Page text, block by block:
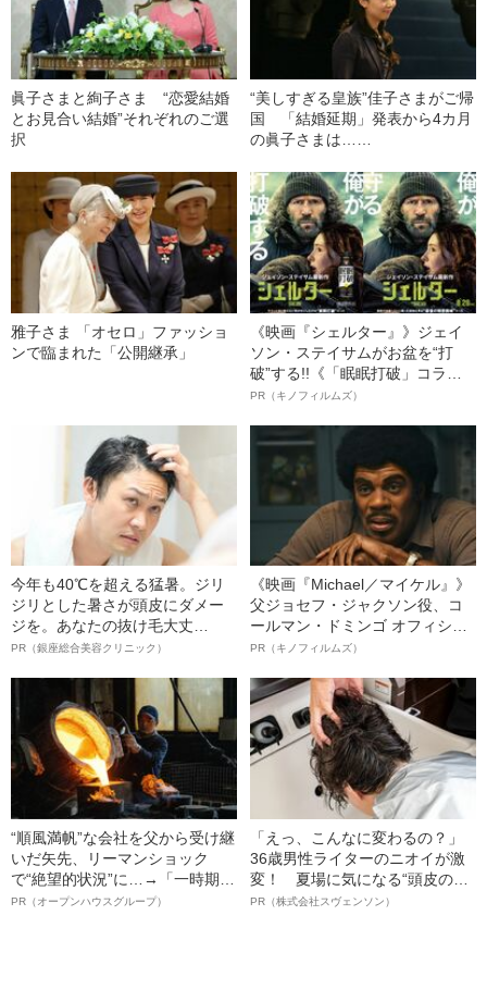
眞子さまと絢子さま “恋愛結婚
とお見合い結婚”それぞれのご選
択
“美しすぎる皇族”佳子さまがご帰
国 「結婚延期」発表から4カ月
の眞子さまは……
雅子さま 「オセロ」ファッショ
ンで臨まれた「公開継承」
《映画『シェルター』》ジェイ
ソン・ステイサムがお盆を“打
破”する!!《「眠眠打破」コラ
ボ》
PR（キノフィルムズ）
今年も40℃を超える猛暑。ジリ
ジリとした暑さが頭皮にダメー
ジを。あなたの抜け毛大丈
夫！？
PR（銀座総合美容クリニック）
《映画『Michael／マイケル』》
父ジョセフ・ジャクソン役、コ
ールマン・ドミンゴ オフィシャ
ルインタビュー“観客を魅了した
語る”《日本興収70億円突破》
PR（キノフィルムズ）
“順風満帆”な会社を父から受け継
いだ矢先、リーマンショック
で“絶望的状況”に…→「一時期は
納品3年待ち」のヒット商品を生
PR（オープンハウスグループ）
「えっ、こんなに変わるの？」
36歳男性ライターのニオイが激
変！ 夏場に気になる“頭皮のニ
オイ”や“ベタつき”を解消す
PR（株式会社スヴェンソン）